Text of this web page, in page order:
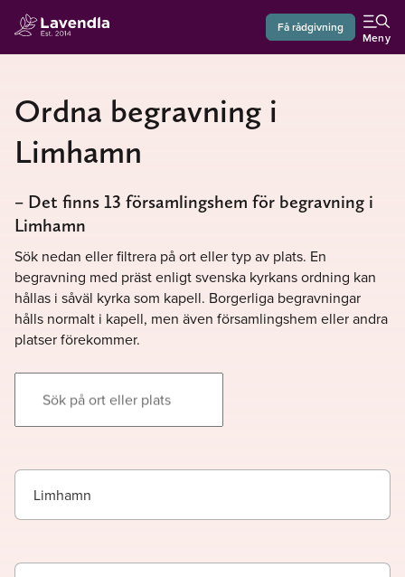
Få rådgivning
Meny
Ordna begravning i
Limhamn
– Det finns 13 församlingshem för begravning i
Limhamn
Sök nedan eller filtrera på ort eller typ av plats. En
begravning med präst enligt svenska kyrkans ordning kan
hållas i såväl kyrka som kapell. Borgerliga begravningar
hålls normalt i kapell, men även församlingshem eller andra
platser förekommer.
Sök på ort eller plats
Limhamn